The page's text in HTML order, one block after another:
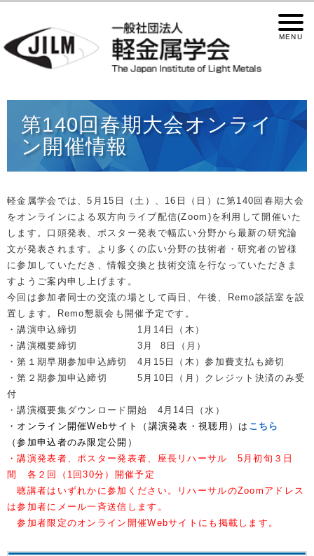
第140回春期大会オンライ
ン開催情報
軽金属学会では、5月15日（土）、16日（日）に第140回春期大会
をオンラインによる双方向ライブ配信(Zoom)を利用して開催いた
します。口頭発表、ポスター発表で幅広い分野から最新の研究論
⽂が発表されます。より多くの広い分野の技術者・研究者の皆様
に参加していただき、情報交換と技術交流を⾏なっていただきま
すようご案内申し上げます。
今回は参加者同士の交流の場として両日、午後、Remo談話室を設
置します。Remo懇親会も開催予定です。
・講演申込締切 1月14日（木）
・講演概要締切 3月 8日（月）
・第１期早期参加申込締切 4月15日（木）参加費支払も締切
・第２期参加申込締切 5月10日（月）クレジット決済のみ受
付
・講演概要集ダウンロード開始 4月14日（水）
・ オンライン開催Webサイト（講演発表・視聴用）は こちら
（参加申込者のみ限定公開）
・講演発表者、ポスター発表者、座長リハーサル 5月初旬３日
間 各２回（1回30分）開催予定
聴講者はいずれかに参加ください。リハーサルのZoomアドレス
は参加者にメール一斉送信します。
参加者限定のオンライン開催Webサイトにも掲載します。